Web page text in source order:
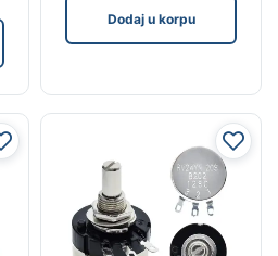
Dodaj u korpu